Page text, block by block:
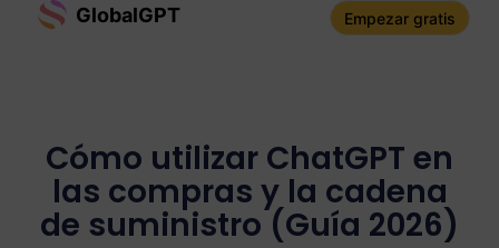
GlobalGPT Empezar gratis
Cómo utilizar ChatGPT en
las compras y la cadena
de suministro (Guía 2026)